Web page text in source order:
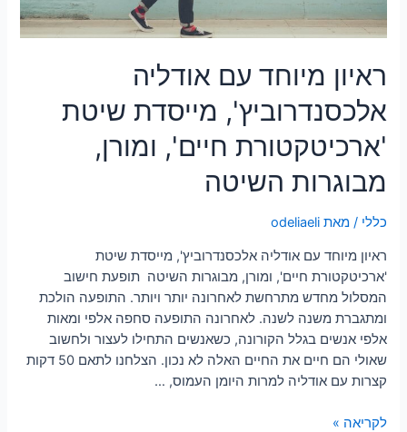
ראיון מיוחד עם אודליה
אלכסנדרוביץ', מייסדת שיטת
'ארכיטקטורת חיים', ומורן,
מבוגרות השיטה
כללי / מאתodeliaeli
ראיון מיוחד עם אודליה אלכסנדרוביץ', מייסדת שיטת
'ארכיטקטורת חיים', ומורן, מבוגרות השיטה תופעת חישוב
המסלול מחדש מתרחשת לאחרונה יותר ויותר. התופעה הולכת
ומתגברת משנה לשנה. לאחרונה התופעה סחפה אלפי ומאות
אלפי אנשים בגלל הקורונה, כשאנשים התחילו לעצור ולחשוב
שאולי הם חיים את החיים האלה לא נכון. הצלחנו לתאם 50 דקות
קצרות עם אודליה למרות היומן העמוס, …
לקריאה »